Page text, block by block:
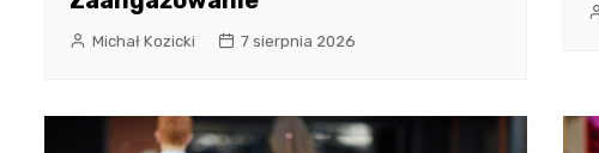
Michał Kozicki 7 sierpnia 2026